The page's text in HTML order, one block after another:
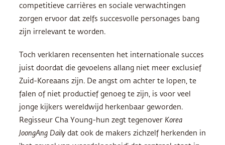
competitieve carrières en sociale verwachtingen
zorgen ervoor dat zelfs succesvolle personages bang
zijn irrelevant te worden.
Toch verklaren recensenten het internationale succes
juist doordat die gevoelens allang niet meer exclusief
Zuid-Koreaans zijn. De angst om achter te lopen, te
falen of niet productief genoeg te zijn, is voor veel
jonge kijkers wereldwijd herkenbaar geworden.
Regisseur Cha Young-hun zegt tegenover Korea
JoongAng Daily dat ook de makers zichzelf herkenden in